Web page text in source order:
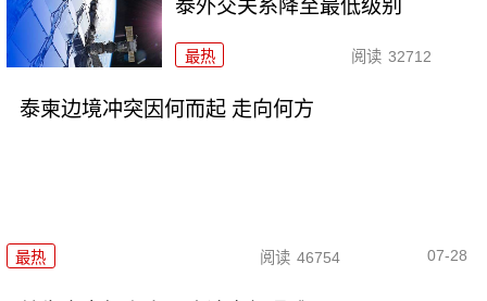
泰外交关系降至最低级别
最热 阅读 32712
泰柬边境冲突因何而起 走向何方
最热 阅读 46754 07-28